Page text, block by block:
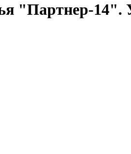
"Партнер-